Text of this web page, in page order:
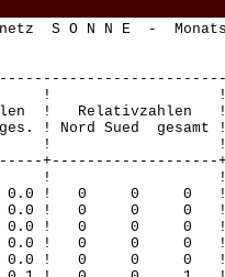
S O N N E -
!
! Relativzahlen !
Nord Sued gesamt !
!
!
0.0 ! 0 0
0.0 ! 0 0
0.0 ! 0 0
0.0 ! 0 0
0.0 ! 0 0